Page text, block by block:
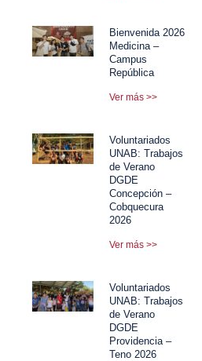
Bienvenida 2026
Medicina –
Campus
República
Ver más >>
Voluntariados
UNAB: Trabajos
de Verano
DGDE
Concepción –
Cobquecura
2026
Ver más >>
Voluntariados
UNAB: Trabajos
de Verano
DGDE
Providencia –
Teno 2026